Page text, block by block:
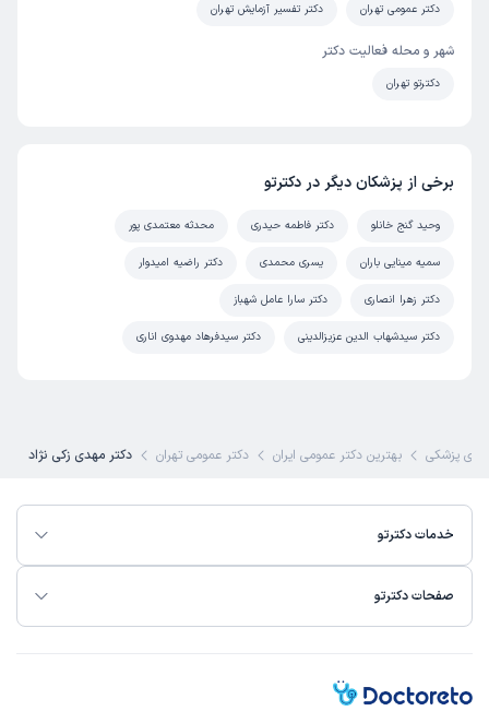
دکتر عمومی تهران دکتر تفسیر آزمایش تهران
شهر و محله فعالیت دکتر
دکترتو تهران
برخی از پزشکان دیگر در دکترتو
وحید گنج خانلو دکتر فاطمه حیدری محدثه معتمدی پور
سمیه مینایی باران یسری محمدی دکتر راضیه امیدوار
دکتر زهرا انصاری دکتر سارا عامل شهباز
دکتر سیدشهاب الدین عزیزالدینی دکتر سیدفرهاد مهدوی اناری
پزشکی بهترین دکتر عمومی ایران دکتر عمومی تهران دکتر مهدی زکی نژاد
خدمات دکترتو
صفحات دکترتو